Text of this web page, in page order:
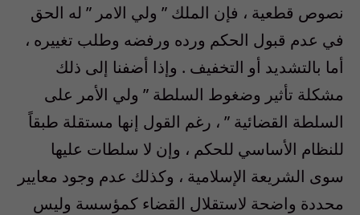
نصوص قطعية ، فإن الملك ” ولي الامر ” له الحق
في عدم قبول الحكم ورده ورفضه وطلب تغييره ،
أما بالتشديد أو التخفيف . وإذا أضفنا إلى ذلك
مشكلة تأثير وضغوط السلطة ” ولي الأمر على
السلطة القضائية ” ، رغم القول إنها مستقلة طبقاً
للنظام الأساسي للحكم ، وإن لا سلطات عليها
سوى الشريعة الإسلامية ، وكذلك عدم وجود معايير
محددة واضحة لاستقلال القضاء كمؤسسة وليس